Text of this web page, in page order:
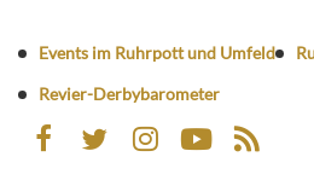
Events im Ruhrpott und Umfeld
Revier-Derbybarometer